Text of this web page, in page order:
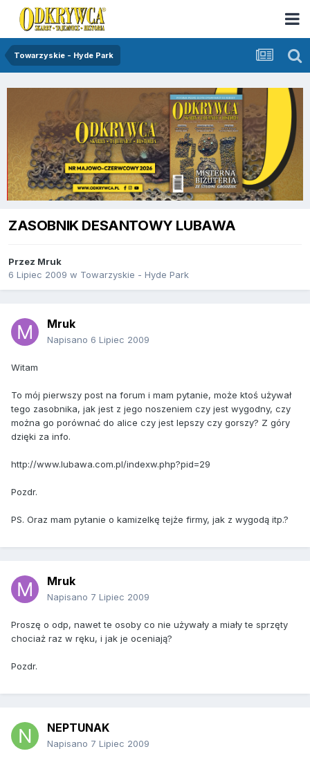
Towarzyskie - Hyde Park
ZASOBNIK DESANTOWY LUBAWA
Przez Mruk
6 Lipiec 2009 w Towarzyskie - Hyde Park
Mruk
Napisano 6 Lipiec 2009
Witam
To mój pierwszy post na forum i mam pytanie, może ktoś używał
tego zasobnika, jak jest z jego noszeniem czy jest wygodny, czy
można go porównać do alice czy jest lepszy czy gorszy? Z góry
dzięki za info.
http://www.lubawa.com.pl/indexw.php?pid=29
Pozdr.
PS. Oraz mam pytanie o kamizelkę tejże firmy, jak z wygodą itp.?
Mruk
Napisano 7 Lipiec 2009
Proszę o odp, nawet te osoby co nie używały a miały te sprzęty
chociaż raz w ręku, i jak je oceniają?
Pozdr.
NEPTUNAK
Napisano 7 Lipiec 2009